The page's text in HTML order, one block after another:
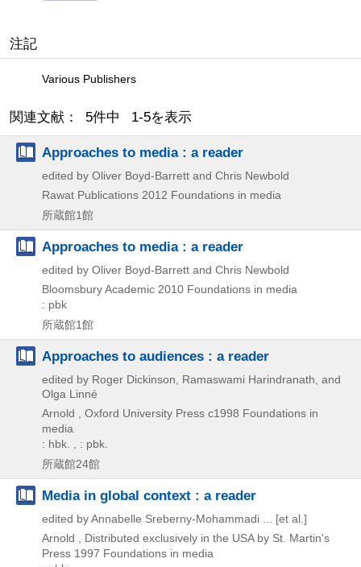
注記
Various Publishers
関連文献： 5件中 1-5を表示
Approaches to media : a reader
edited by Oliver Boyd-Barrett and Chris Newbold
Rawat Publications 2012 Foundations in media
所蔵館1館
Approaches to media : a reader
edited by Oliver Boyd-Barrett and Chris Newbold
Bloomsbury Academic 2010 Foundations in media
: pbk
所蔵館1館
Approaches to audiences : a reader
edited by Roger Dickinson, Ramaswami Harindranath, and
Olga Linné
Arnold , Oxford University Press c1998 Foundations in
media
: hbk. , : pbk.
所蔵館24館
Media in global context : a reader
edited by Annabelle Sreberny-Mohammadi ... [et al.]
Arnold , Distributed exclusively in the USA by St. Martin's
Press 1997 Foundations in media